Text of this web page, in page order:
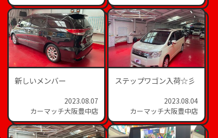
新しいメンバー
2023.08.07
カーマッチ大阪豊中店
ステップワゴン入荷☆彡
2023.08.04
カーマッチ大阪豊中店